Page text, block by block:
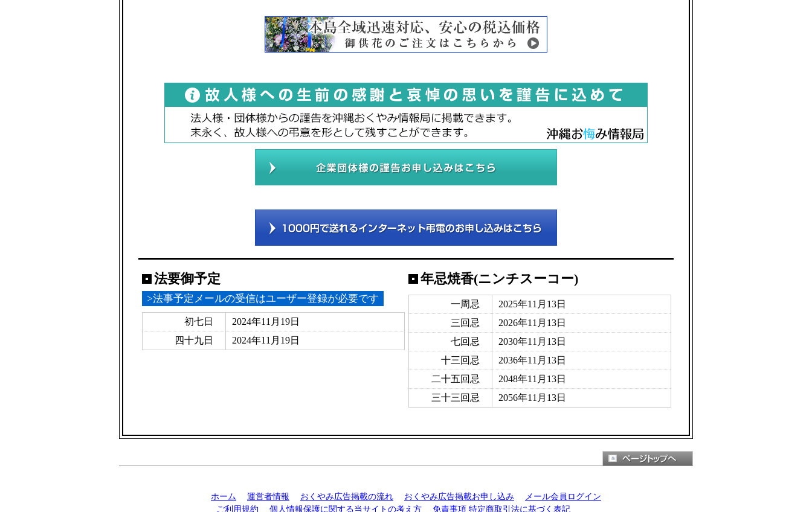
法要御予定
>法事予定メールの受信はユーザー登録が必要です
初七日
2024年11月19日
四十九日
2024年11月19日
年忌焼香(ニンチスーコー)
一周忌
2025年11月13日
三回忌
2026年11月13日
七回忌
2030年11月13日
十三回忌
2036年11月13日
二十五回忌
2048年11月13日
三十三回忌
2056年11月13日
ホーム 運営者情報 おくやみ広告掲載の流れ おくやみ広告掲載お申し込み
メール会員ログイン
ご利用規約
個人情報保護に関する当サイトの考え方 免責事項 特定商取引法に基づく表記